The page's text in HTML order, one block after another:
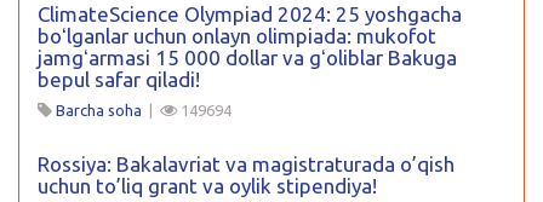
ClimateScience Olympiad 2024: 25 yoshgacha
boʻlganlar uchun onlayn olimpiada: mukofot
jamgʻarmasi 15 000 dollar va gʻoliblar Bakuga
bepul safar qiladi!
Barcha soha | 149694
Rossiya: Bakalavriat va magistraturada o’qish
uchun to’liq grant va oylik stipendiya!